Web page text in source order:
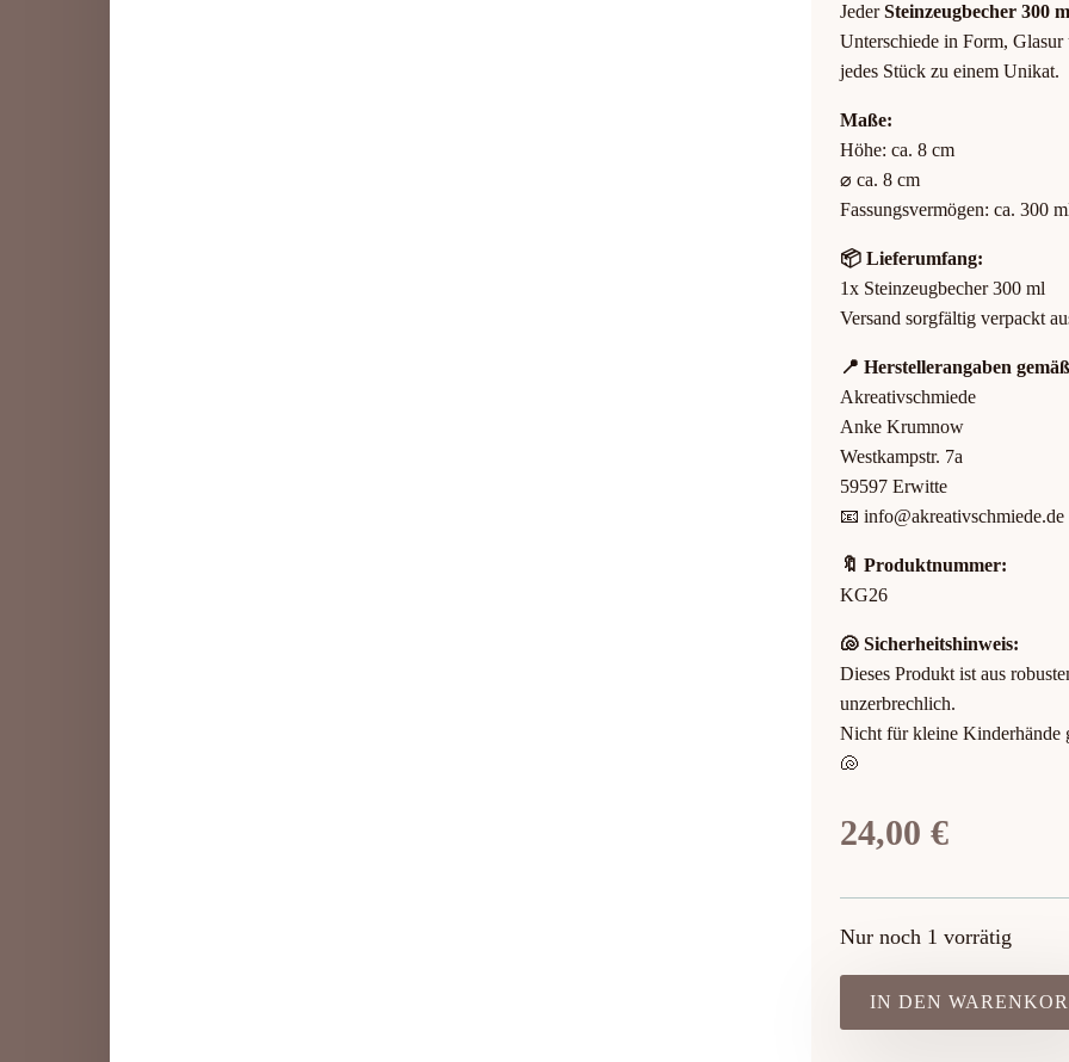
JederSteinzeugbecher 300
Unterschiede in Form,
jedes Stück zu einem Unikat.
Maße:
Höhe: ca. 8 cm
⌀ ca. 8 cm
Fassungsvermögen: ca. 300
📦 Lieferumfang:
1x Steinzeugbecher 300 ml
Versand sorgfältig verpackt
📍 Herstellerangaben
Akreativschmiede
Anke Krumnow
Westkampstr. 7a
59597 Erwitte
📧 info@akreativschmiede.de
🔖 Produktnummer:
KG26
🐚 Sicherheitshinweis:
Dieses Produkt ist aus
unzerbrechlich.
Nicht für kleine Kinderhände
🐚
24,00 €
Nur noch 1 vorrätig
IN DEN